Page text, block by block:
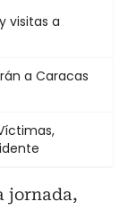
visitas a
a Caracas
jornada,